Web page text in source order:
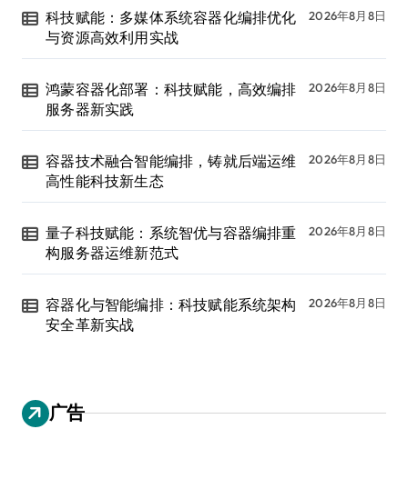
科技赋能：多媒体系统容器化编排优化
与资源高效利用实战
2026年8月8日
鸿蒙容器化部署：科技赋能，高效编排
服务器新实践
2026年8月8日
容器技术融合智能编排，铸就后端运维
高性能科技新生态
2026年8月8日
量子科技赋能：系统智优与容器编排重
构服务器运维新范式
2026年8月8日
容器化与智能编排：科技赋能系统架构
安全革新实战
2026年8月8日
广告